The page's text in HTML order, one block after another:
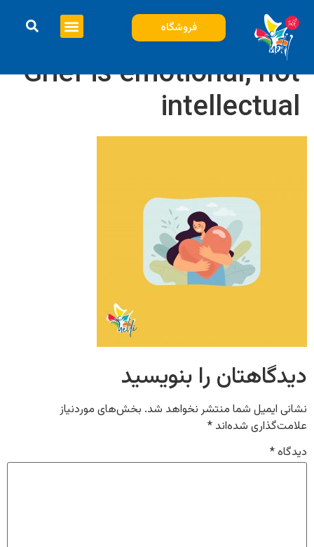
فروشگاه
Grief is emotional, not
intellectual
دیدگاهتان را بنویسید
نشانی ایمیل شما منتشر نخواهد شد. بخش‌های موردنیاز
علامت‌گذاری شده‌اند *
دیدگاه*